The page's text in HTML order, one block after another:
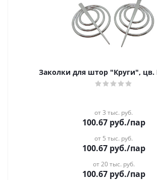
Заколки для штор "Круги", цв.
от 3 тыс. руб.
100.67руб./пар
от 5 тыс. руб.
100.67руб./пар
от 20 тыс. руб.
100.67руб./пар